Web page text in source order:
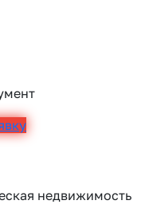
недвижимость